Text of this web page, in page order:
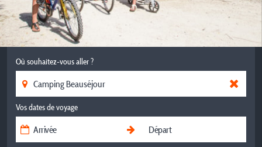
Où souhaitez-vous aller ?
Vos dates de voyage